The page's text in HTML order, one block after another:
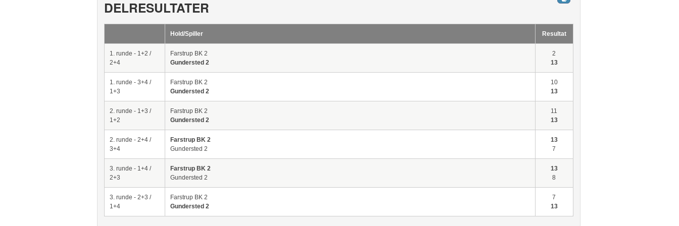
DELRESULTATER
Hold/Spiller Resultat
1. runde - 1+2 /
2+4
Farstrup BK 2
Gundersted 2
2
13
1. runde - 3+4 /
1+3
Farstrup BK 2
Gundersted 2
10
13
2. runde - 1+3 /
1+2
Farstrup BK 2
Gundersted 2
11
13
2. runde - 2+4 /
3+4
Farstrup BK 2
Gundersted 2
13
7
3. runde - 1+4 /
2+3
Farstrup BK 2
Gundersted 2
13
8
3. runde - 2+3 /
1+4
Farstrup BK 2
Gundersted 2
7
13